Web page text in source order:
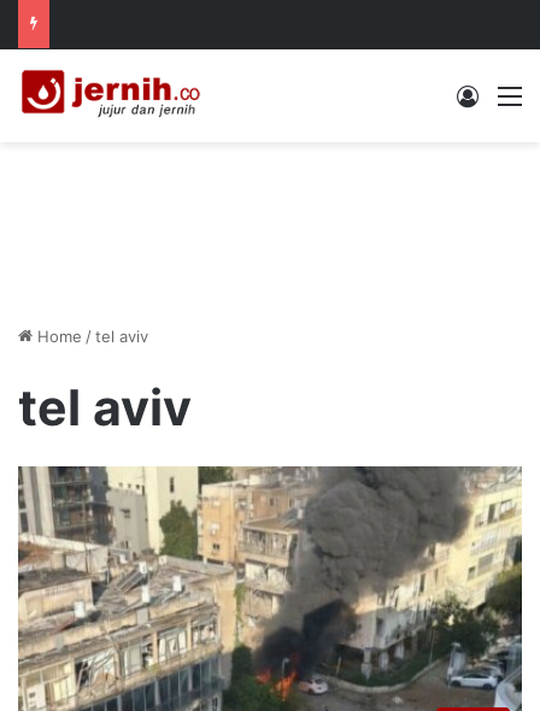
Log In
Home /tel aviv
tel aviv